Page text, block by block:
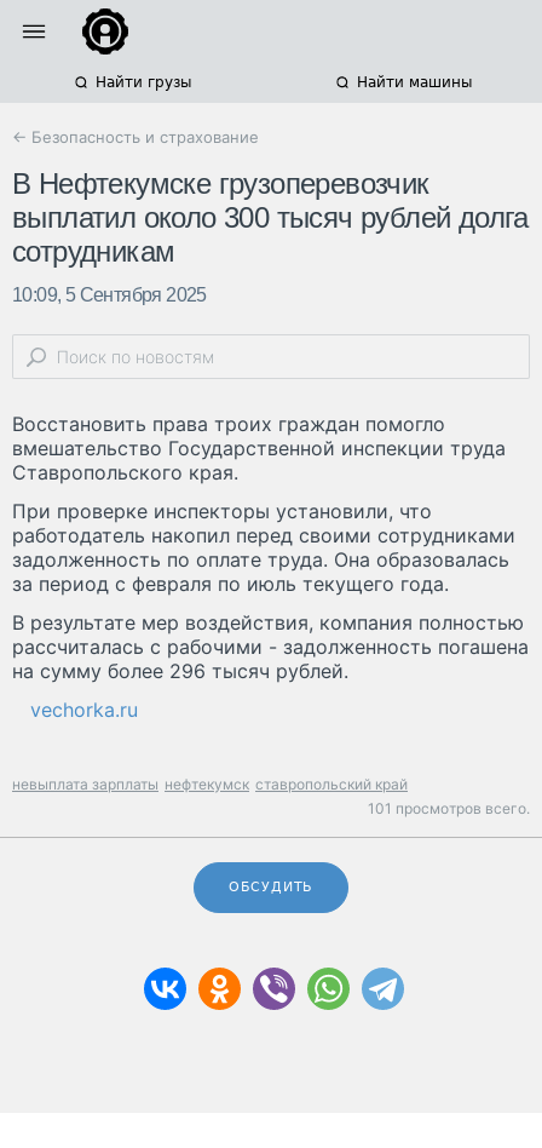
Найти грузы Найти машины
← Безопасность и страхование
В Нефтекумске грузоперевозчик
выплатил около 300 тысяч рублей долга
сотрудникам
10:09, 5 Сентября 2025
Восстановить права троих граждан помогло
вмешательство Государственной инспекции труда
Ставропольского края.
При проверке инспекторы установили, что
работодатель накопил перед своими сотрудниками
задолженность по оплате труда. Она образовалась
за период с февраля по июль текущего года.
В результате мер воздействия, компания полностью
рассчиталась с рабочими - задолженность погашена
на сумму более 296 тысяч рублей.
vechorka.ru
невыплата зарплаты нефтекумск ставропольский край
101 просмотров всего.
ОБСУДИТЬ